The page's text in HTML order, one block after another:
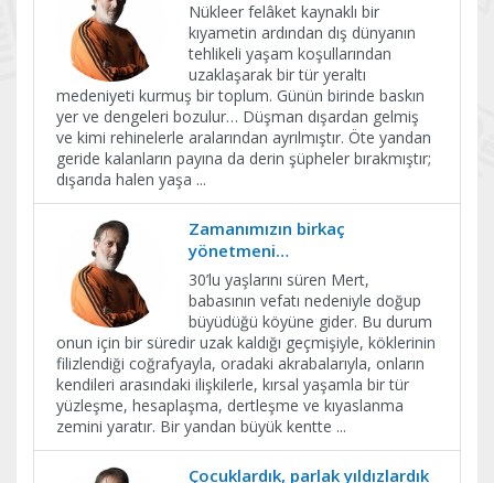
Nükleer felâket kaynaklı bir
kıyametin ardından dış dünyanın
tehlikeli yaşam koşullarından
uzaklaşarak bir tür yeraltı
medeniyeti kurmuş bir toplum. Günün birinde baskın
yer ve dengeleri bozulur… Düşman dışardan gelmiş
ve kimi rehinelerle aralarından ayrılmıştır. Öte yandan
geride kalanların payına da derin şüpheler bırakmıştır;
dışarıda halen yaşa ...
Zamanımızın birkaç
yönetmeni…
30’lu yaşlarını süren Mert,
babasının vefatı nedeniyle doğup
büyüdüğü köyüne gider. Bu durum
onun için bir süredir uzak kaldığı geçmişiyle, köklerinin
filizlendiği coğrafyayla, oradaki akrabalarıyla, onların
kendileri arasındaki ilişkilerle, kırsal yaşamla bir tür
yüzleşme, hesaplaşma, dertleşme ve kıyaslanma
zemini yaratır. Bir yandan büyük kentte ...
Çocuklardık, parlak yıldızlardık